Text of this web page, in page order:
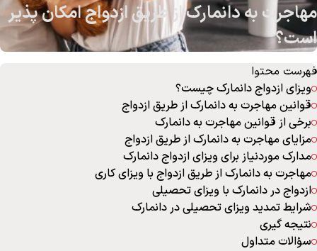
مهاجرت به دانمارک از طریق ازدواج امکان پذیر
است؟
فهرست محتوا
ویزای ازدواج دانمارک چیست؟
قوانین مهاجرت به دانمارک از طریق ازدواج
برخی از قوانین مهاجرت به دانمارک
مزایای مهاجرت به دانمارک از طریق ازدواج
مدارک موردنیاز برای ویزای ازدواج دانمارک
مهاجرت به دانمارک از طریق ازدواج با ویزای کاری
ازدواج در دانمارک با ویزای تحصیلی
شرایط تمدید ویزای تحصیلی در دانمارک
نتیجه‌ گیری
سؤالات متداول